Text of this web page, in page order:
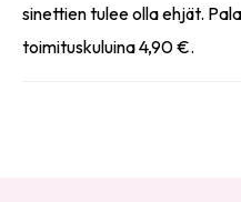
sinettien tulee olla ehjät.
toimituskuluina 4,90 €.